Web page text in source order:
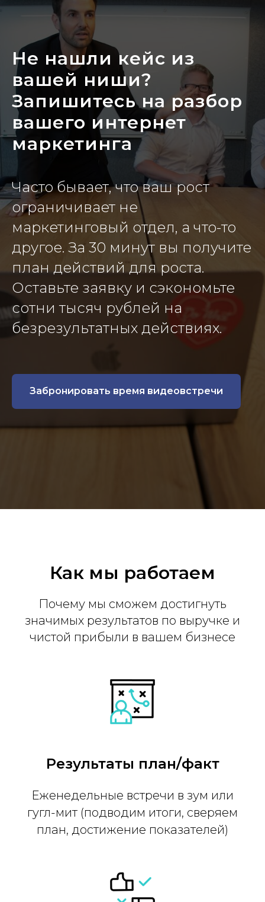
Не нашли кейс из
вашей ниши?
Запишитесь на разбор
вашего интернет
маркетинга
Часто бывает, что ваш рост
ограничивает не
маркетинговый отдел, а что-то
другое. За 30 минут вы получите
план действий для роста.
Оставьте заявку и сэкономьте
сотни тысяч рублей на
безрезультатных действиях.
Забронировать время видеовстречи
Как мы работаем
Почему мы сможем достигнуть
значимых результатов по выручке и
чистой прибыли в вашем бизнесе
Результаты план/факт
Еженедельные встречи в зум или
гугл-мит (подводим итоги, сверяем
план, достижение показателей)